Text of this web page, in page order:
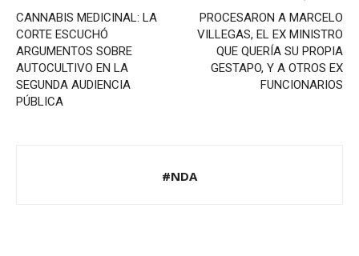
CANNABIS MEDICINAL: LA
CORTE ESCUCHÓ
ARGUMENTOS SOBRE
AUTOCULTIVO EN LA
SEGUNDA AUDIENCIA
PÚBLICA
PROCESARON A MARCELO
VILLEGAS, EL EX MINISTRO
QUE QUERÍA SU PROPIA
GESTAPO, Y A OTROS EX
FUNCIONARIOS
#NDA